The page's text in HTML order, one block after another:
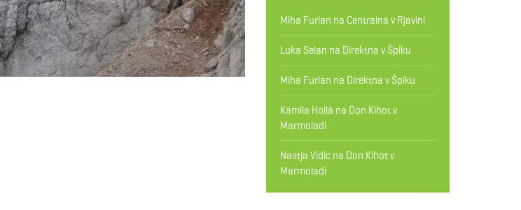
Miha Furlan na Centralna v Rjavini
Luka Selan na Direktna v Špiku
Miha Furlan na Direktna v Špiku
Kamila Hollá na Don Kihot v
Marmoladi
Nastja Vidicna Don Kihot v
Marmoladi